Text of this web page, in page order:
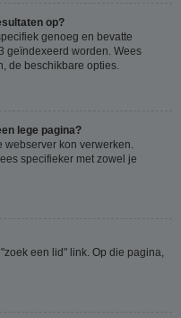
op?
genoeg en bevatte
geïndexeerd worden. Wees
de beschikbare opties.
lege pagina?
kon verwerken.
specifieker met zowel je
een lid" link. Op die pagina,